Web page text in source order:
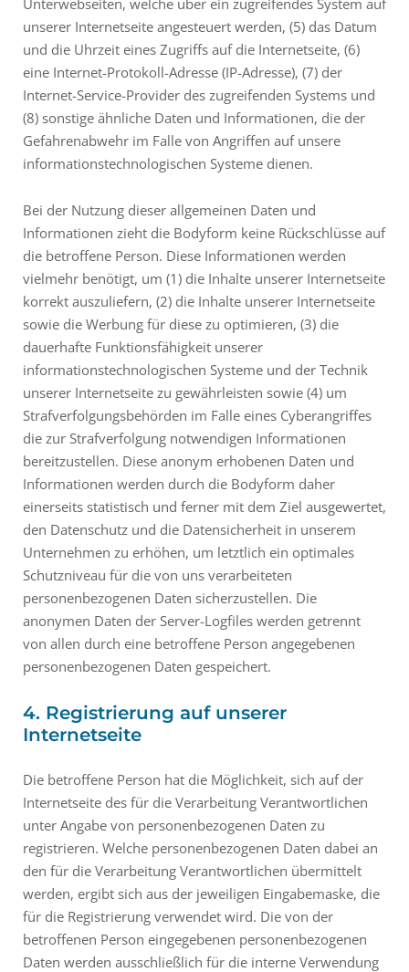
Unterwebseiten, welche über ein zugreifendes System auf
unserer Internetseite angesteuert werden, (5) das Datum
und die Uhrzeit eines Zugriffs auf die Internetseite, (6)
eine Internet-Protokoll-Adresse (IP-Adresse), (7) der
Internet-Service-Provider des zugreifenden Systems und
(8) sonstige ähnliche Daten und Informationen, die der
Gefahrenabwehr im Falle von Angriffen auf unsere
informationstechnologischen Systeme dienen.
Bei der Nutzung dieser allgemeinen Daten und
Informationen zieht die Bodyform keine Rückschlüsse auf
die betroffene Person. Diese Informationen werden
vielmehr benötigt, um (1) die Inhalte unserer Internetseite
korrekt auszuliefern, (2) die Inhalte unserer Internetseite
sowie die Werbung für diese zu optimieren, (3) die
dauerhafte Funktionsfähigkeit unserer
informationstechnologischen Systeme und der Technik
unserer Internetseite zu gewährleisten sowie (4) um
Strafverfolgungsbehörden im Falle eines Cyberangriffes
die zur Strafverfolgung notwendigen Informationen
bereitzustellen. Diese anonym erhobenen Daten und
Informationen werden durch die Bodyform daher
einerseits statistisch und ferner mit dem Ziel ausgewertet,
den Datenschutz und die Datensicherheit in unserem
Unternehmen zu erhöhen, um letztlich ein optimales
Schutzniveau für die von uns verarbeiteten
personenbezogenen Daten sicherzustellen. Die
anonymen Daten der Server-Logfiles werden getrennt
von allen durch eine betroffene Person angegebenen
personenbezogenen Daten gespeichert.
4. Registrierung auf unserer
Internetseite
Die betroffene Person hat die Möglichkeit, sich auf der
Internetseite des für die Verarbeitung Verantwortlichen
unter Angabe von personenbezogenen Daten zu
registrieren. Welche personenbezogenen Daten dabei an
den für die Verarbeitung Verantwortlichen übermittelt
werden, ergibt sich aus der jeweiligen Eingabemaske, die
für die Registrierung verwendet wird. Die von der
betroffenen Person eingegebenen personenbezogenen
Daten werden ausschließlich für die interne Verwendung